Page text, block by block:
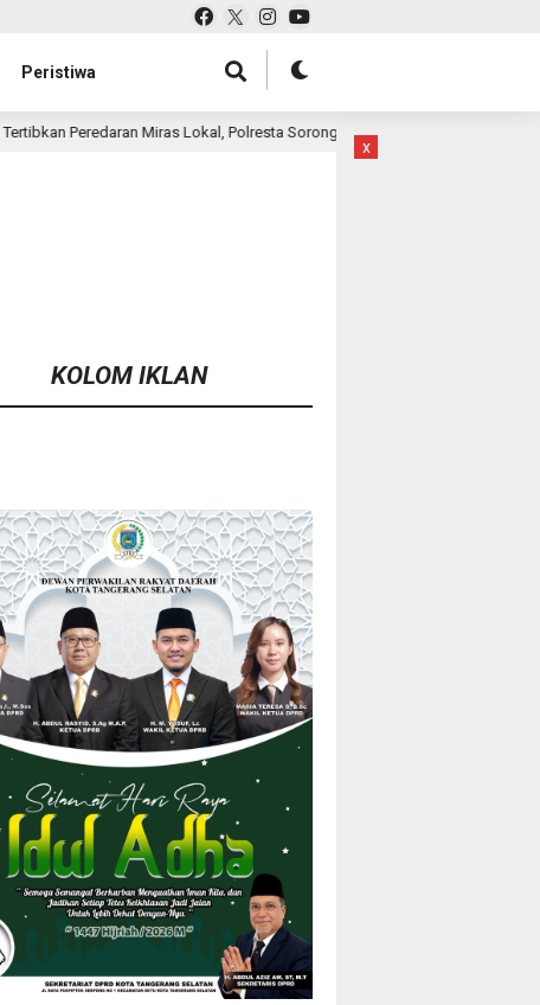
Peristiwa
Polresta Sorong Kembali Amankan 29 Liter Cap Tikus
KOLOM IKLAN
x